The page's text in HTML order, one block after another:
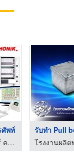
ศัพท์
บริษัท เน็กซ์สตาร์ คอมมิวนิเคชั่น จำกัด